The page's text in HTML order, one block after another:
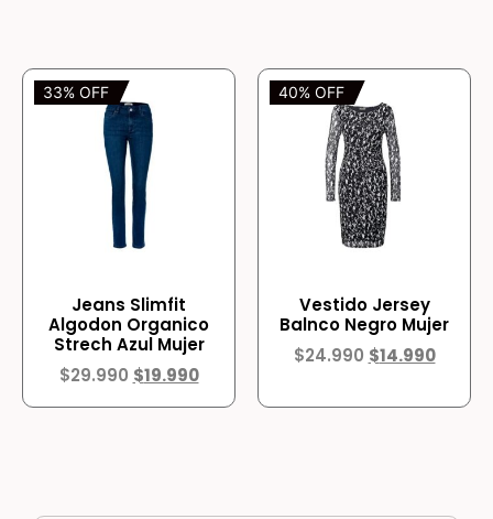
33% OFF
Jeans Slimfit
Algodon Organico
Strech Azul Mujer
$29.990 $19.990
40% OFF
Vestido Jersey
Balnco Negro Mujer
$24.990 $14.990